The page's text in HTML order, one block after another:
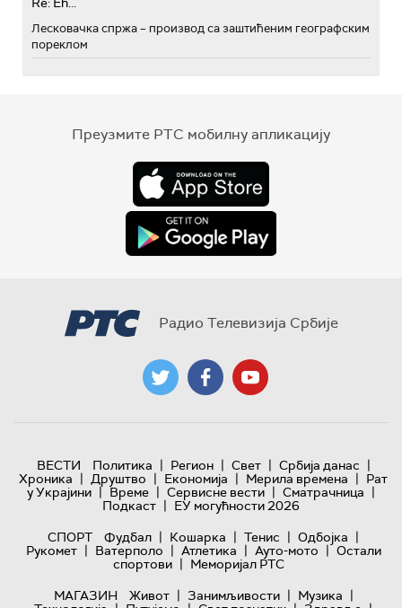
Лесковачка спржа – производ са заштићеним географским
пореклом
Преузмите РТС мобилну апликацију
Радио Телевизија Србије
ВЕСТИ Политика | Регион | Свет | Србија данас |
Хроника | Друштво | Економија | Мерила времена | Рат
у Украјини | Време | Сервисне вести | Сматрачница |
Подкаст | ЕУ могућности 2026
СПОРТ
Фудбал | Кошарка | Тенис | Одбојка |
Рукомет | Ватерполо | Атлетика | Ауто-мото | Остали
спортови | Меморијал РТС
МАГАЗИН
Живот | Занимљивости | Музика |